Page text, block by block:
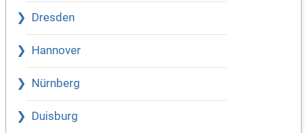
Dresden
Hannover
Nürnberg
Duisburg